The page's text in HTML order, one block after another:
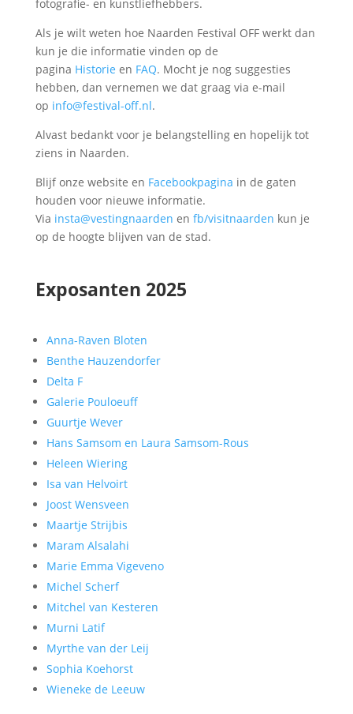
fotografie- en kunstliefhebbers.
Als je wilt weten hoe Naarden Festival OFF werkt dan
kun je die informatie vinden op de
pagina Historie en FAQ. Mocht je nog suggesties
hebben, dan vernemen we dat graag via e-mail
op info@festival-off.nl.
Alvast bedankt voor je belangstelling en hopelijk tot
ziens in Naarden.
Blijf onze website en Facebookpagina in de gaten
houden voor nieuwe informatie.
Via insta@vestingnaarden en fb/visitnaarden kun je
op de hoogte blijven van de stad.
Exposanten 2025
Anna-Raven Bloten
Benthe Hauzendorfer
Delta F
Galerie Pouloeuff
Guurtje Wever
Hans Samsom en Laura Samsom-Rous
Heleen Wiering
Isa van Helvoirt
Joost Wensveen
Maartje Strijbis
Maram Alsalahi
Marie Emma Vigeveno
Michel Scherf
Mitchel van Kesteren
Murni Latif
Myrthe van der Leij
Sophia Koehorst
Wieneke de Leeuw